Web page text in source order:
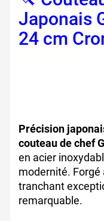
Japonais
24 cm
Précision
couteau de chef
en acier
modernité. Forgé
tranchant
remarquable.